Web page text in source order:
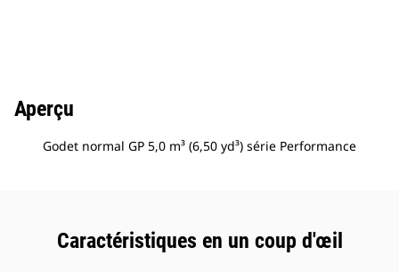
Aperçu
Godet normal GP 5,0 m³ (6,50 yd³) série Performance
Caractéristiques en un coup d'œil